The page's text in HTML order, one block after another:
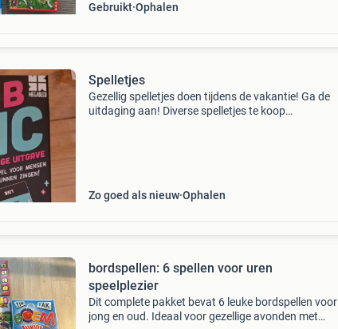
Gebruikt Ophalen
Spelletjes
Gezellig spelletjes doen tijdens de vakantie! Ga de
uitdaging aan! Diverse spelletjes te koop
Zo goed als nieuw Ophalen
bordspellen: 6 spellen voor uren
speelplezier
Dit complete pakket bevat 6 leuke bordspellen voor
jong en oud. Ideaal voor gezellige avonden met